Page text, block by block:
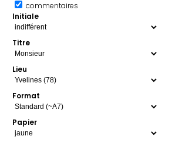
commentaires
Initiale
Titre
Lieu
Format
Papier